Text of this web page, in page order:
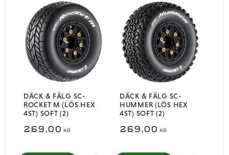
DÄCK & FÄLG SC-
ROCKET M (LÖS HEX
4ST) SOFT (2)
269,00 KR
DÄCK & FÄLG SC-
HUMMER (LÖS HEX
4ST) SOFT (2)
269,00 KR